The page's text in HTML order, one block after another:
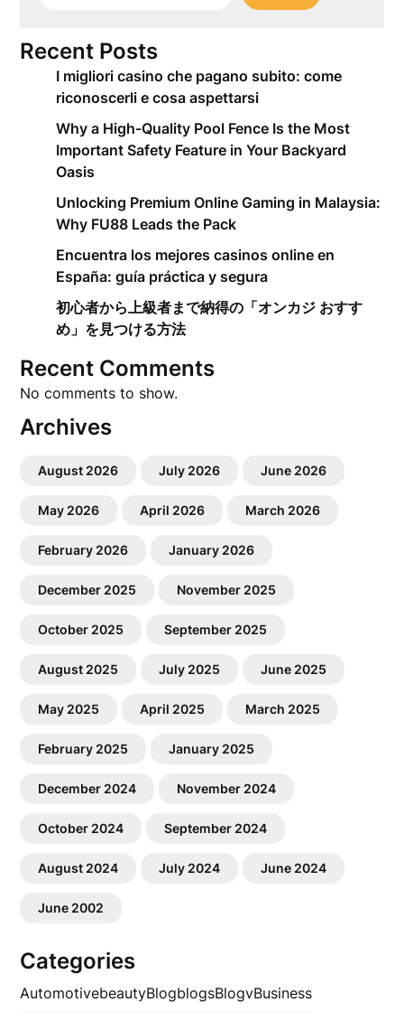
Recent Posts
I migliori casino che pagano subito: come
riconoscerli e cosa aspettarsi
Why a High-Quality Pool Fence Is the Most
Important Safety Feature in Your Backyard
Oasis
Unlocking Premium Online Gaming in Malaysia:
Why FU88 Leads the Pack
Encuentra los mejores casinos online en
España: guía práctica y segura
初心者から上級者まで納得の「オンカジ おすす
め」を見つける方法
Recent Comments
No comments to show.
Archives
August 2026 July 2026 June 2026
May 2026 April 2026 March 2026
February 2026 January 2026
December 2025 November 2025
October 2025 September 2025
August 2025 July 2025 June 2025
May 2025 April 2025 March 2025
February 2025 January 2025
December 2024 November 2024
October 2024 September 2024
August 2024 July 2024 June 2024
June 2002
Categories
AutomotivebeautyBlogblogsBlogvBusiness